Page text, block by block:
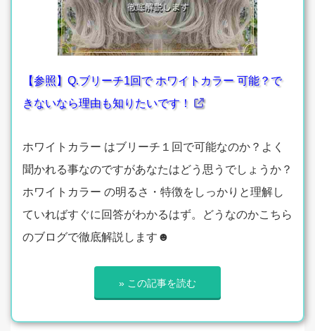
【参照】Q.ブリーチ1回で ホワイトカラー 可能？で
きないなら理由も知りたいです！
ホワイトカラー はブリーチ１回で可能なのか？よく
聞かれる事なのですがあなたはどう思うでしょうか？
ホワイトカラー の明るさ・特徴をしっかりと理解し
ていればすぐに回答がわかるはず。どうなのかこちら
のブログで徹底解説します☻
» この記事を読む